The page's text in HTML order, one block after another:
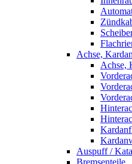
Achse,
Achse,
Auspuff /
Bremsenteile